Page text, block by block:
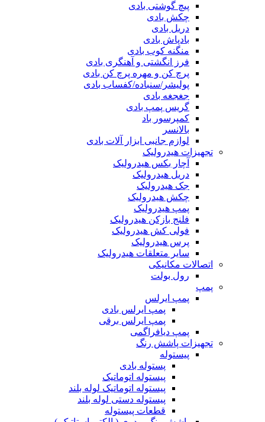
پیچ گوشتی بادی
چکش بادی
دریل بادی
بادپاش بادی
منگنه کوب بادی
فرز انگشتی و آهنگری بادی
پرچ کن و مهره پرچ کن بادی
پولیشر/سنباده/کفساب بادی
جغجغه بادی
گریس پمپ بادی
کمپرسور باد
بالانسر
لوازم جانبی ابزار آلات بادی
تجهیزات هیدرولیک
آچار بکس هیدرولیک
دریل هیدرولیک
جک هیدرولیک
چکش هیدرولیک
پمپ هیدرولیک
فلنج بازکن هیدرولیک
فولی کش هیدرولیک
پرس هیدرولیک
سایر متعلقات هیدرولیک
اتصالات مکانیکی
رول بولت
پمپ
پمپ ایرلس
پمپ ایرلس بادی
پمپ ایرلس برقی
پمپ دیافراگمی
تجهیزات پاشش رنگ
پیستوله
پستوله بادی
پیستوله اتوماتیک
پیستوله اتوماتیک لوله بلند
پیستوله دستی لوله بلند
قطعات پیستوله